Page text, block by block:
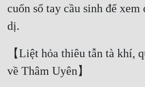
cuốn sổ tay cầu sinh để xem
【Liệt hỏa thiêu tẫn tà khí,